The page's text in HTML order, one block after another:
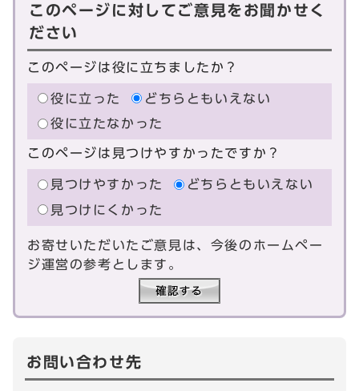
このページに対してご意見をお聞かせく
ださい
このページは役に立ちましたか？
役に立った
どちらともいえない
役に立たなかった
このページは見つけやすかったですか？
見つけやすかった
どちらともいえない
見つけにくかった
お寄せいただいたご意見は、今後のホームペー
ジ運営の参考とします。
お問い合わせ先